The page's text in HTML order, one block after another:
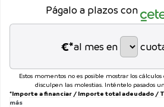
Págalo a plazos con
€*al mes en
Estos momentos no es posible mostrar los
disculpen las molestias. Inténtelo pasados
*Importe a financiar / Importe total adeudado /
más